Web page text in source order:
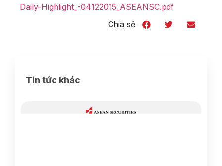
Daily-Highlight_-04122015_ASEANSC.pdf
Chia sẻ
Tin tức khác